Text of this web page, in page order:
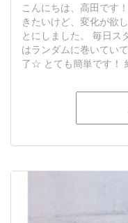
こんにちは、高田です
きたいけど、変化が欲
とにしました。 毎日ス
はランダムに巻いてい
了☆ とても簡単です！